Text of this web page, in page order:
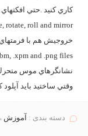
نشانگرهاي موس
وقتي ساختيد بايد آپلود
دسته بندی : آموزش